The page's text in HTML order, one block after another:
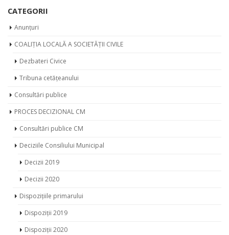
CATEGORII
Anunțuri
COALIȚIA LOCALĂ A SOCIETĂȚII CIVILE
Dezbateri Civice
Tribuna cetățeanului
Consultări publice
PROCES DECIZIONAL CM
Consultări publice CM
Deciziile Consiliului Municipal
Decizii 2019
Decizii 2020
Dispozițiile primarului
Dispoziții 2019
Dispoziții 2020